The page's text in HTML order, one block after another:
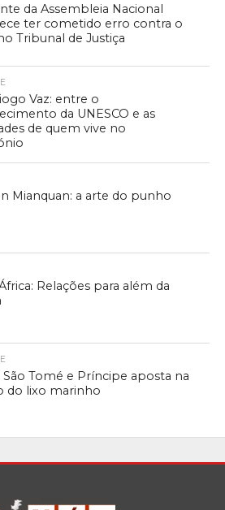
da Assembleia Nacional
ter cometido erro contra o
Tribunal de Justiça
Vaz: entre o
da UNESCO e as
de quem vive no
Mianquan: a arte do punho
Relações para além da
São Tomé e Príncipe aposta na
do lixo marinho